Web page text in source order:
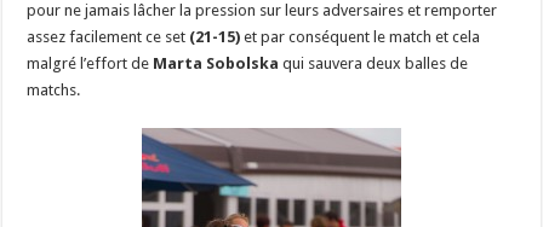
pour ne jamais lâcher la pression sur leurs adversaires et remporter
assez facilement ce set (21-15)et par conséquent le match et cela
malgré l’effort de Marta Sobolskaqui sauvera deux balles de
matchs.